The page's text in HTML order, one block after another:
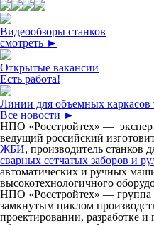
Видеообзоры станков
смотреть ►
Открытые вакансии
Есть работа!
Линии для объемных каркасов
Все новости ►
НПО «Росстройтех» —
ведущий российский
ЖБИ, производитель станков
сварных сетчатых заборов и
автоматических и ручных
высокотехнологичного
НПО «Росстройтех» —
замкнутым циклом
проектировании, разработке